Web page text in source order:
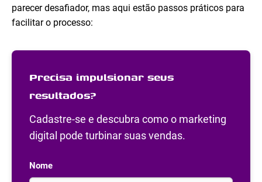
parecer desafiador, mas aqui estão passos práticos para
facilitar o processo:
Precisa impulsionar seus
resultados?
Cadastre-se e descubra como o marketing
digital pode turbinar suas vendas.
Nome